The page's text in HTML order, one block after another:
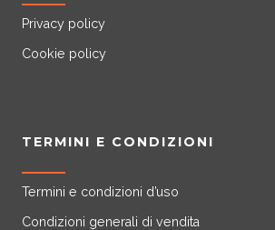
Privacy policy
Cookie policy
TERMINI E CONDIZIONI
Termini e condizioni d’uso
Condizioni generali di vendita